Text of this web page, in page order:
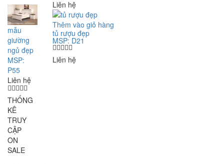
mẫu
giường
ngủ đẹp
MSP:
P55
Liên hệ
THỐNG
KÊ
TRUY
CẬP
ON
SALE
Liên hệ
Thêm vào giỏ hàng
tủ rượu đẹp
MSP: D21
Liên hệ